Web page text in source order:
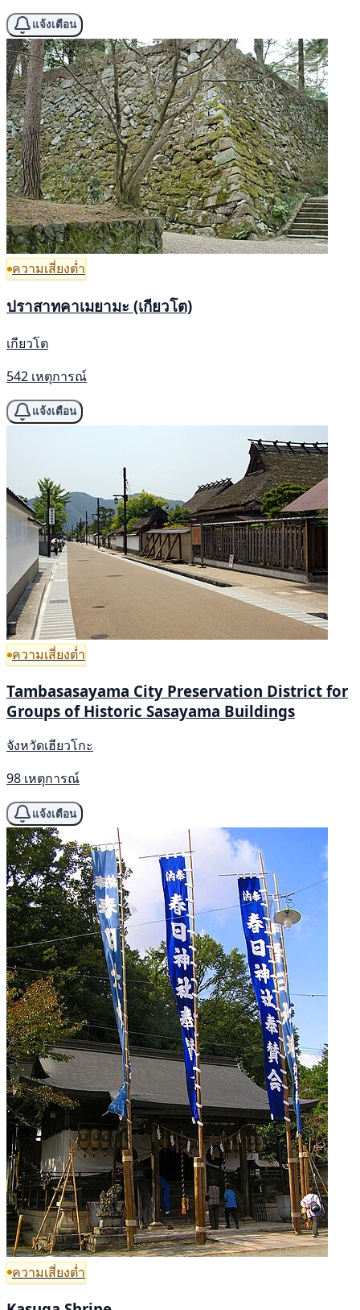
แจ้งเตือน
ความเสี่ยงต่ำ
ปราสาทคาเมยามะ (เกียวโต)
เกียวโต
542 เหตุการณ์
แจ้งเตือน
ความเสี่ยงต่ำ
Tambasasayama City Preservation District for
Groups of Historic Sasayama Buildings
จังหวัดเฮียวโกะ
98 เหตุการณ์
แจ้งเตือน
ความเสี่ยงต่ำ